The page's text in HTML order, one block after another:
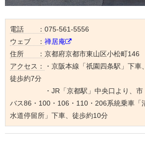
電話 ： 075-561-5556
ウェブ ： 禅居庵
住所 ： 京都府京都市東山区小松町146
アクセス：
・京阪本線「祇園四条駅」下車、
徒歩約7分
・JR「京都駅」中央口より、市
バス86・100・106・110・206系統乗車「
水道停留所」下車、徒歩約10分